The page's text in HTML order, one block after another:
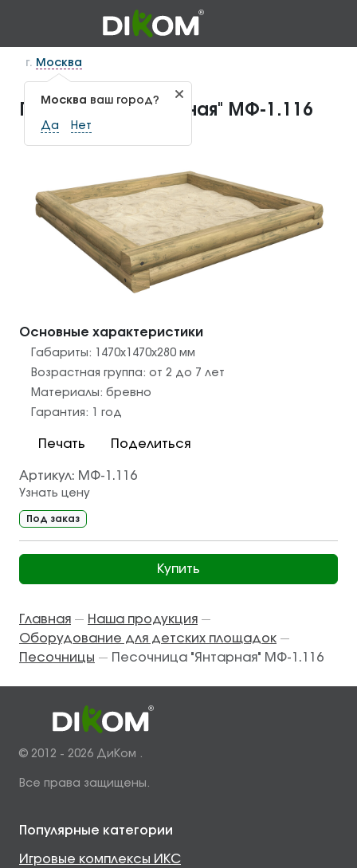
г. Москва
Москва ваш город?
Да Нет
Песочница "Янтарная" МФ-1.116
Основные характеристики
Габариты: 1470x1470x280 мм
Возрастная группа: от 2 до 7 лет
Материалы: бревно
Гарантия:
1 год
Печать Поделиться
Артикул: МФ-1.116
Узнать цену
Под заказ
Купить
Главная — Наша продукция —
Оборудование для детских площадок —
Песочницы — Песочница "Янтарная" МФ-1.116
© 2012 - 2026 ДиКом .
Все права защищены.
Популярные категории
Игровые комплексы ИКС